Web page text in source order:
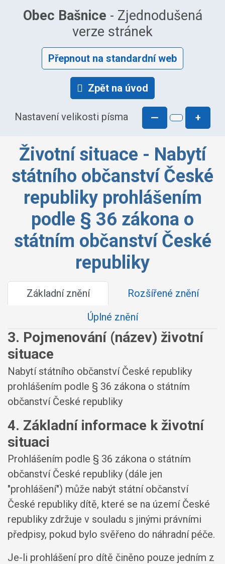
Obec Bašnice - Zjednodušená
verze stránek
Přepnout na standardní web
Zpět na úvod
Nastavení velikosti písma — +
Životní situace - Nabytí
státního občanství České
republiky prohlášením
podle § 36 zákona o
státním občanství České
republiky
Základní znění
Rozšířené znění
Úplné znění
3. Pojmenování (název) životní
situace
Nabytí státního občanství České republiky
prohlášením podle § 36 zákona o státním
občanství České republiky
4. Základní informace k životní
situaci
Prohlášením podle § 36 zákona o státním
občanství České republiky (dále jen
"prohlášení") může nabýt státní občanství
České republiky dítě, které se na území České
republiky zdržuje v souladu s jinými právními
předpisy, pokud bylo svěřeno do náhradní péče.
Je-li prohlášení pro dítě činěno pouze jedním z